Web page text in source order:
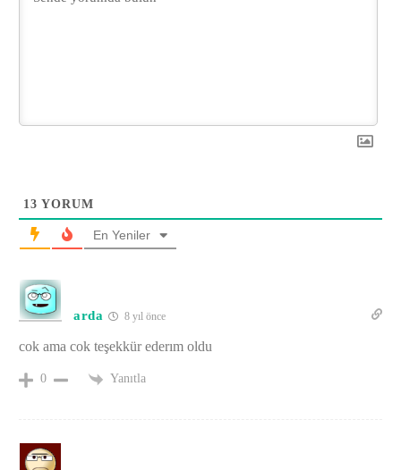
13 YORUM
En Yeniler
arda 8 yıl önce
cok ama cok teşekkür ederım oldu
0 Yanıtla